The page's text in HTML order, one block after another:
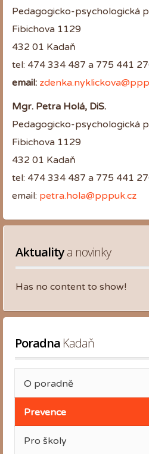
Pedagogicko-psychologická
Fibichova 1129
432 01 Kadaň
tel: 474 334 487 a 775 441
email:
Mgr. Petra Holá, DiS.
Pedagogicko-psychologická
Fibichova 1129
432 01 Kadaň
tel: 474 334 487 a 775 441
email: petra.hola@pppuk.cz
Aktuality a novinky
Has no content to show!
Poradna Kadaň
O poradně
Prevence
Pro školy